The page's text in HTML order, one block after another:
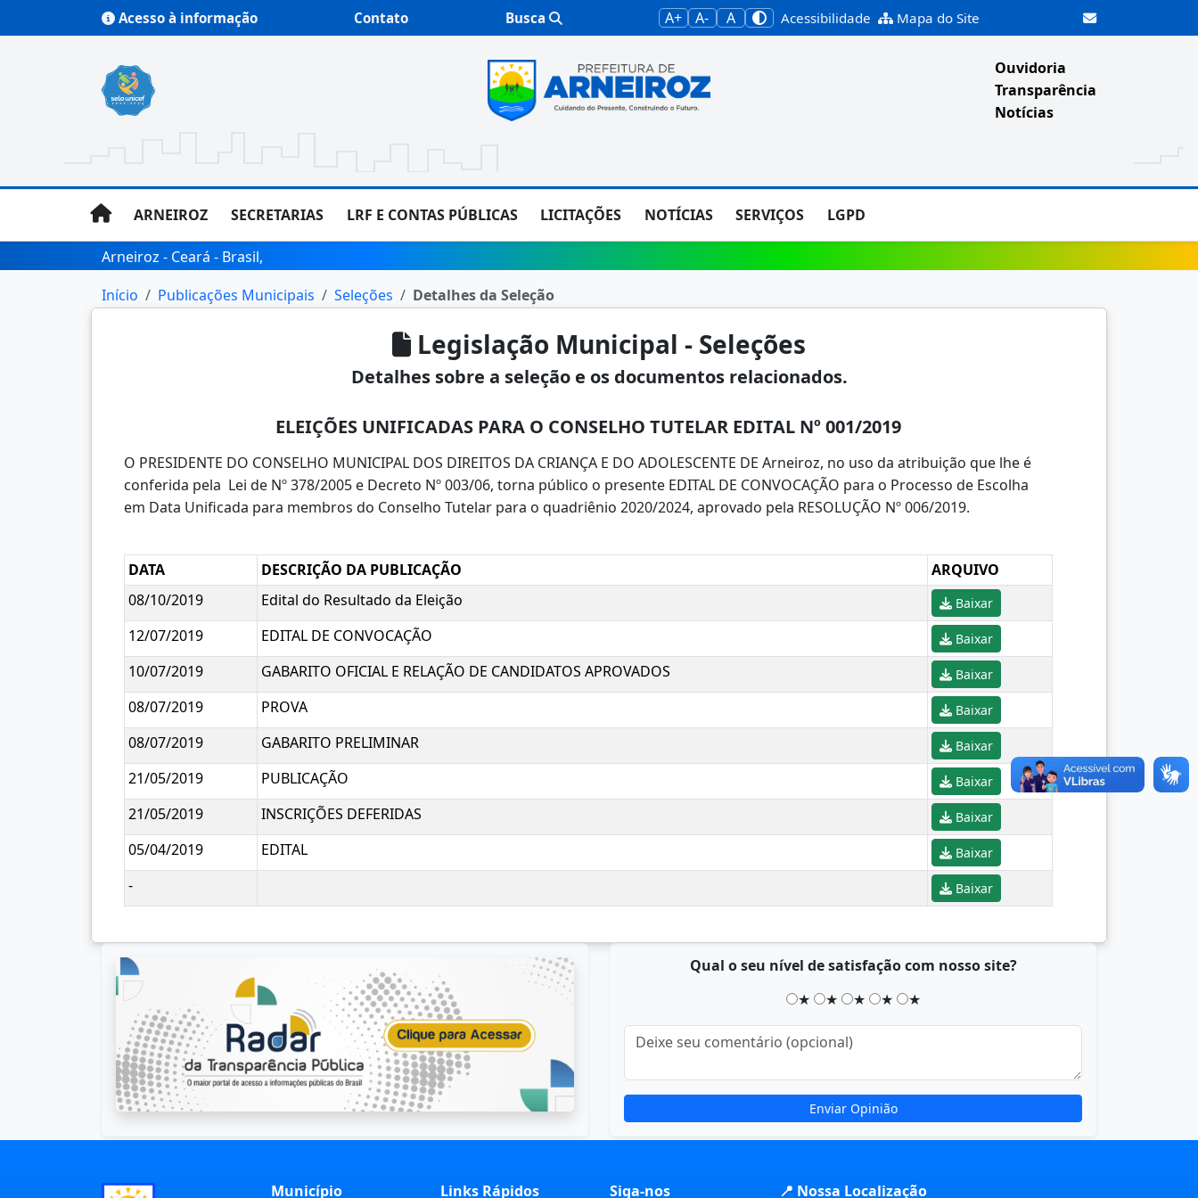
Acesso à informação Contato Busca A+ A- A Acessibilidade Mapa do Site
Ouvidoria
Transparência
Notícias
ARNEIROZ SECRETARIAS LRF E CONTAS PÚBLICAS LICITAÇÕES NOTÍCIAS SERVIÇOS LGPD
Arneiroz - Ceará - Brasil,
Início
Publicações Municipais Seleções Detalhes da Seleção
Legislação Municipal - Seleções
Detalhes sobre a seleção e os documentos relacionados.
ELEIÇÕES UNIFICADAS PARA O CONSELHO TUTELAR EDITAL Nº 001/2019
O PRESIDENTE DO CONSELHO MUNICIPAL DOS DIREITOS DA CRIANÇA E DO ADOLESCENTE DE Arneiroz, no uso da atribuição que lhe é
conferida pela Lei de Nº 378/2005 e Decreto Nº 003/06, torna público o presente EDITAL DE CONVOCAÇÃO para o Processo de Escolha
em Data Unificada para membros do Conselho Tutelar para o quadriênio 2020/2024, aprovado pela RESOLUÇÃO Nº 006/2019.
DATA DESCRIÇÃO DA PUBLICAÇÃO
ARQUIVO
08/10/2019
Edital do Resultado da Eleição Baixar
12/07/2019 EDITAL DE CONVOCAÇÃO Baixar
10/07/2019 GABARITO OFICIAL E RELAÇÃO DE CANDIDATOS APROVADOS Baixar
08/07/2019 PROVA Baixar
08/07/2019 GABARITO PRELIMINAR Baixar
21/05/2019 PUBLICAÇÃO Baixar
21/05/2019 INSCRIÇÕES DEFERIDAS Baixar
05/04/2019 EDITAL Baixar
- Baixar
Qual o seu nível de satisfação com nosso site?
★
★ ★ ★ ★
Enviar Opinião
Município Links Rápidos Siga-nos 📍 Nossa Localização